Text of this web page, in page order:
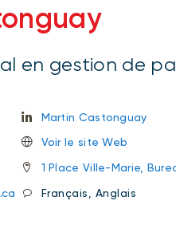
en gestion de
Martin Castonguay
Voir le site Web
1 Place Ville-Marie,
Français, Anglais